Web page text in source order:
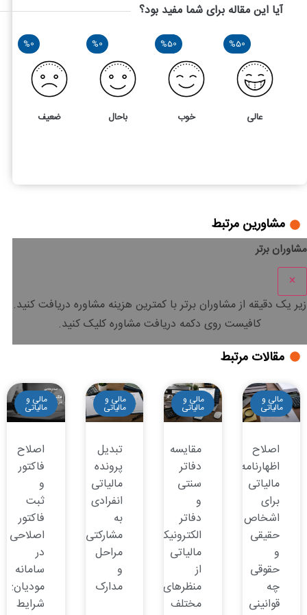
آیا این مقاله برای شما مفید بود؟
%50
عالی
%50
خوب
%0
باحال
%0
ضعیف
مشاورین مرتبط
مشاوران برتر
×
زیر یک دقیقه از مشاوران برتر باکمترین هزینه مشاوره دریافت کنید.
کافیست روی دکمه دریافت مشاوره کلیک کنید.
مقالات مرتبط
مالی و
مالیاتی
اصلاح
اظهارنامه
مالیاتی
برای
اشخاص
حقیقی
و
حقوقی
چه
قوانینی
مالی و
مالیاتی
مقایسه
دفاتر
سنتی
و
دفاتر
الکترونیکی
مالیاتی
از
منظرهای
مختلف
مالی و
مالیاتی
تبدیل
پرونده
مالیاتی
انفرادی
به
مشارکتی:
مراحل
و
مدارک
مالی و
مالیاتی
اصلاح
فاکتور
و
ثبت
فاکتور
اصلاحی
در
سامانه
مودیان:
شرایط